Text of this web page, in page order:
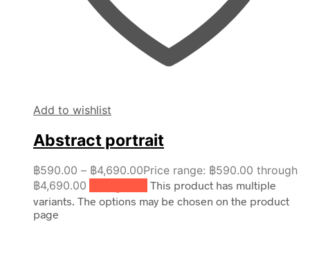
Add to wishlist
Abstract portrait
฿590.00 – ฿4,690.00Price range: ฿590.00 through
฿4,690.00
This product has multiple
variants. The options may be chosen on the product
page